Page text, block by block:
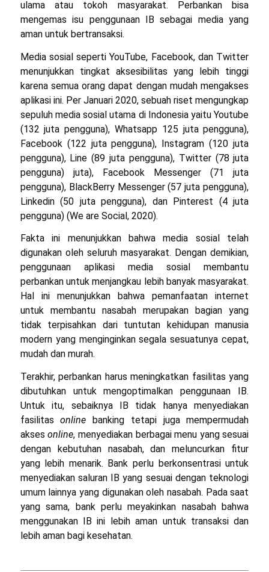
ulama atau tokoh masyarakat. Perbankan bisa
mengemas isu penggunaan IB sebagai media yang
aman untuk bertransaksi.
Media sosial seperti YouTube, Facebook, dan Twitter
menunjukkan tingkat aksesibilitas yang lebih tinggi
karena semua orang dapat dengan mudah mengakses
aplikasi ini. Per Januari 2020, sebuah riset mengungkap
sepuluh media sosial utama di Indonesia yaitu Youtube
(132 juta pengguna), Whatsapp 125 juta pengguna),
Facebook (122 juta pengguna), Instagram (120 juta
pengguna), Line (89 juta pengguna), Twitter (78 juta
pengguna) juta), Facebook Messenger (71 juta
pengguna), BlackBerry Messenger (57 juta pengguna),
Linkedin (50 juta pengguna), dan Pinterest (4 juta
pengguna) (We are Social, 2020).
Fakta ini menunjukkan bahwa media sosial telah
digunakan oleh seluruh masyarakat. Dengan demikian,
penggunaan aplikasi media sosial membantu
perbankan untuk menjangkau lebih banyak masyarakat.
Hal ini menunjukkan bahwa pemanfaatan internet
untuk membantu nasabah merupakan bagian yang
tidak terpisahkan dari tuntutan kehidupan manusia
modern yang menginginkan segala sesuatunya cepat,
mudah dan murah.
Terakhir, perbankan harus meningkatkan fasilitas yang
dibutuhkan untuk mengoptimalkan penggunaan IB.
Untuk itu, sebaiknya IB tidak hanya menyediakan
fasilitasonline banking tetapi juga mempermudah
aksesonline, menyediakan berbagai menu yang sesuai
dengan kebutuhan nasabah, dan meluncurkan fitur
yang lebih menarik. Bank perlu berkonsentrasi untuk
menyediakan saluran IB yang sesuai dengan teknologi
umum lainnya yang digunakan oleh nasabah. Pada saat
yang sama, bank perlu meyakinkan nasabah bahwa
menggunakan IB ini lebih aman untuk transaksi dan
lebih aman bagi kesehatan.